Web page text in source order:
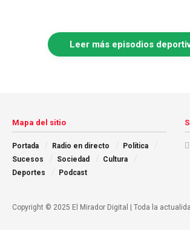
Leer más episodios
Copyright © 2025 El Mirador Digital | Toda la
Mapa del sitio
Portada Radio en directo
Política
Sucesos
Sociedad
Cultura
Deportes
Podcast